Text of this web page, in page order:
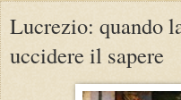
Lucrezio: quando
uccidere il sapere